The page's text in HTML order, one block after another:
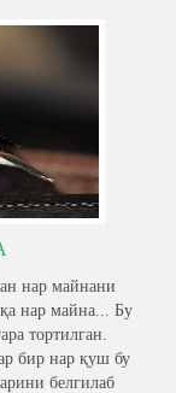
нар майнани
нар майна... Бу
тортилган.
бир нар қуш бу
белгилаб